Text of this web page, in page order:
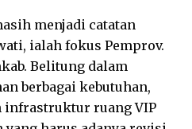
menjadi catatan
ialah fokus Pemprov.
Belitung dalam
berbagai kebutuhan,
infrastruktur ruang VIP